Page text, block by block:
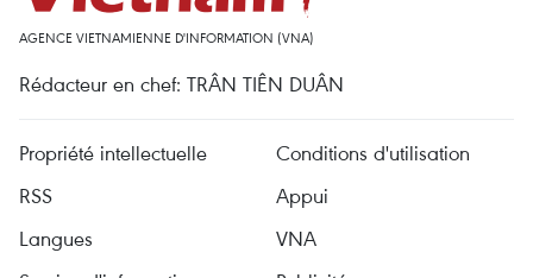
AGENCE VIETNAMIENNE D'INFORMATION (VNA)
Rédacteur en chef: TRÂN TIÊN DUÂN
Propriété intellectuelle
Conditions d'utilisation
RSS
Appui
Langues
VNA